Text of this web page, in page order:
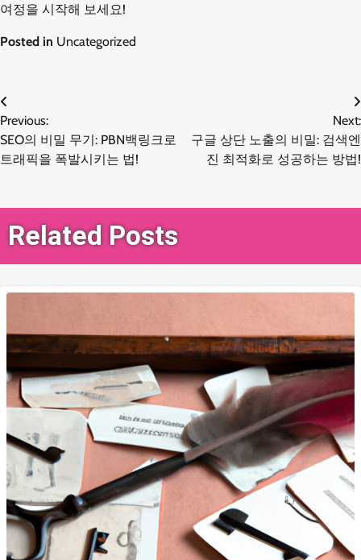
여정을 시작해 보세요!
Posted in Uncategorized
글
탐
Previous:
SEO의 비밀 무기: PBN백링크로
트래픽을 폭발시키는 법!
Next:
구글 상단 노출의 비밀: 검색엔
진 최적화로 성공하는 방법!
Related Posts